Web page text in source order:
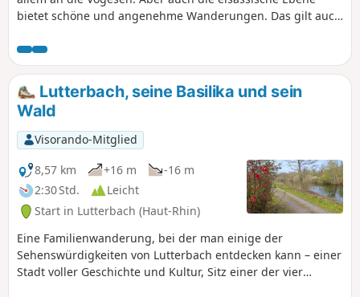
bietet schöne und angenehme Wanderungen. Das gilt auch
Bois de Lutterbach vor den Toren der Stadt Mulhouse. Diese
Wanderung ist völlig ungefährlich und für fast jeden
geeignet. Der größte Teil der Strecke verläuft durch den
Wald. Der Höhepunkt der Wanderung befindet sich auf
halber Strecke: die große Eiche von Pfastatt.
Lutterbach, seine Basilika und sein
Wald
Visorando-Mitglied
8,57 km
+16 m
-16 m
2:30 Std.
Leicht
Start in Lutterbach (Haut-Rhin)
Eine Familienwanderung, bei der man einige der
Sehenswürdigkeiten von Lutterbach entdecken kann – einer
Stadt voller Geschichte und Kultur, Sitz einer der vier